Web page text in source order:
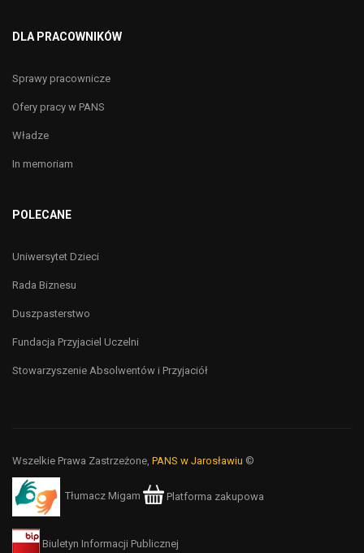
DLA PRACOWNIKÓW
Sprawy pracownicze
Ofery pracy w PANS
Władze
In memoriam
POLECANE
Uniwersytet Dzieci
Rada Biznesu
Duszpasterstwo
Fundacja Przyjaciel Uczelni
Stowarzyszenie Absolwentów i Przyjaciół
Wszelkie Prawa Zastrzeżone, PANS w Jarosławiu ©
Tłumacz Migam Platforma zakupowa
Biuletyn Informacji Publicznej